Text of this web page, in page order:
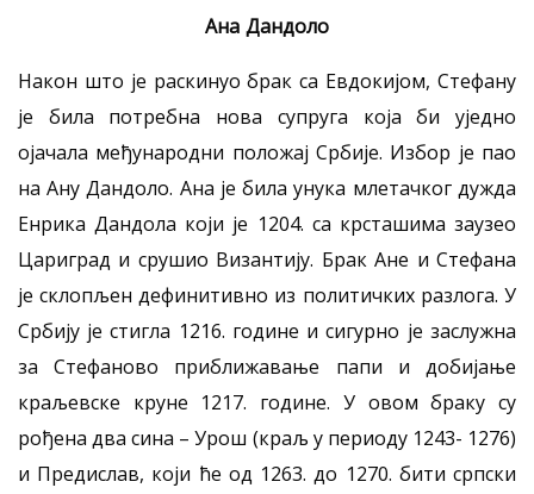
Ана Дандоло
Након што је раскинуо брак са Евдокијом, Стефану
је била потребна нова супруга која би уједно
ојачала међународни положај Србије. Избор је пао
на Ану Дандоло. Ана је била унука млетачког дужда
Енрика Дандола који је 1204. са крсташима заузео
Цариград и срушио Византију. Брак Ане и Стефана
је склопљен дефинитивно из политичких разлога. У
Србију је стигла 1216. године и сигурно је заслужна
за Стефаново приближавање папи и добијање
краљевске круне 1217. године. У овом браку су
рођена два сина – Урош (краљ у периоду 1243- 1276)
и Предислав, који ће од 1263. до 1270. бити српски